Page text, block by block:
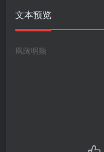
文本预览
凰阔明频